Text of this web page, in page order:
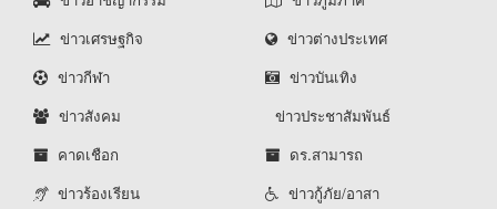
ข่าวเศรษฐกิจ
ข่าวต่างประเทศ
ข่าวกีฬา
ข่าวบันเทิง
ข่าวสังคม
ข่าวประชาสัมพันธ์
คาดเชือก
ดร.สามารถ
ข่าวร้องเรียน
ข่าวกู้ภัย/อาสา